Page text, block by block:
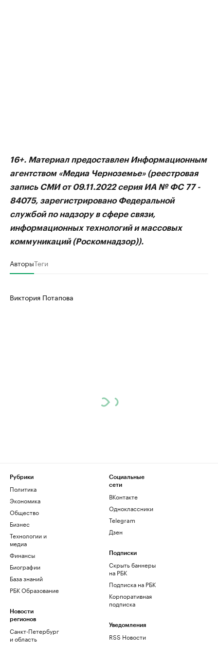
16+. Материал предоставлен Информационным
агентством «Медиа Черноземье» (реестровая
запись СМИ от 09.11.2022 серия ИА № ФС 77 -
84075, зарегистрировано Федеральной
службой по надзору в сфере связи,
информационных технологий и массовых
коммуникаций (Роскомнадзор)).
АвторыТеги
Виктория Потапова
Рубрики
Политика
Экономика
Общество
Бизнес
Технологии и
медиа
Финансы
Биографии
База знаний
РБК Образование
Новости
регионов
Санкт-Петербург
и область
Социальные
сети
ВКонтакте
Одноклассники
Telegram
Дзен
Подписки
Скрыть баннеры
на РБК
Подписка на РБК
Корпоративная
подписка
Уведомления
RSS Новости